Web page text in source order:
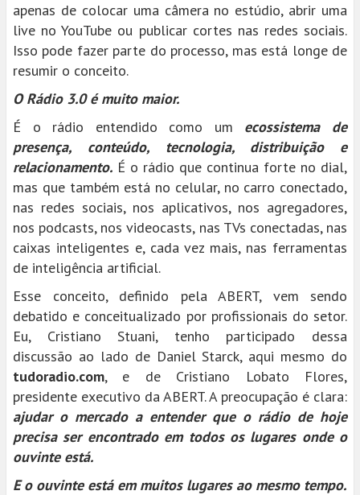
apenas de colocar uma câmera no estúdio, abrir uma
live no YouTube ou publicar cortes nas redes sociais.
Isso pode fazer parte do processo, mas está longe de
resumir o conceito.
O Rádio 3.0 é muito maior.
É o rádio entendido como um ecossistema de
presença, conteúdo, tecnologia, distribuição e
relacionamento. É o rádio que continua forte no dial,
mas que também está no celular, no carro conectado,
nas redes sociais, nos aplicativos, nos agregadores,
nos podcasts, nos videocasts, nas TVs conectadas, nas
caixas inteligentes e, cada vez mais, nas ferramentas
de inteligência artificial.
Esse conceito, definido pela ABERT, vem sendo
debatido e conceitualizado por profissionais do setor.
Eu, Cristiano Stuani, tenho participado dessa
discussão ao lado de Daniel Starck, aqui mesmo do
tudoradio.com, e de Cristiano Lobato Flores,
presidente executivo da ABERT. A preocupação é clara:
ajudar o mercado a entender que o rádio de hoje
precisa ser encontrado em todos os lugares onde o
ouvinte está.
E o ouvinte está em muitos lugares ao mesmo tempo.